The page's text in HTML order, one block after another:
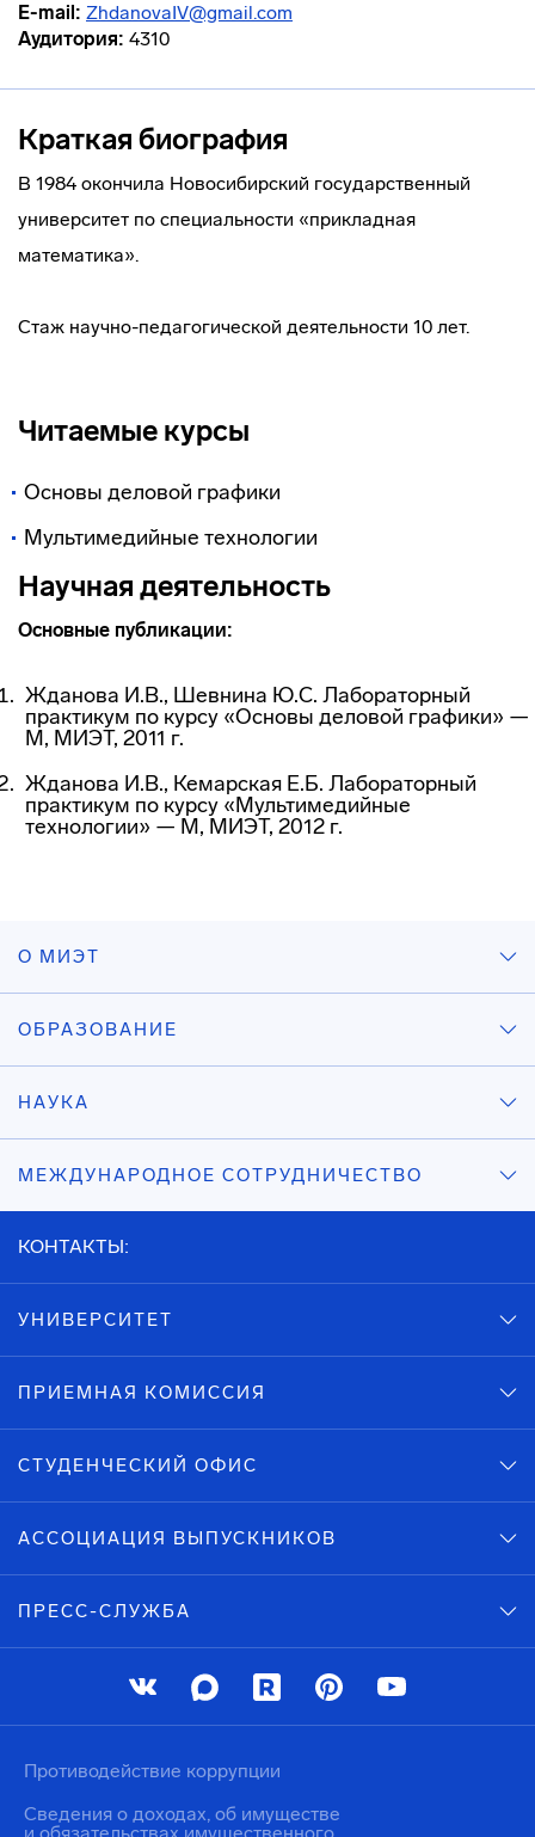
E-mail: ZhdanovaIV@gmail.com
Аудитория: 4310
Краткая биография
В 1984 окончила Новосибирский государственный
университет по специальности «прикладная
математика».
Стаж научно-педагогической деятельности 10 лет.
Читаемые курсы
Основы деловой графики
Мультимедийные технологии
Научная деятельность
Основные публикации:
Жданова И.В., Шевнина Ю.С. Лабораторный
практикум по курсу «Основы деловой графики» —
М, МИЭТ, 2011 г.
Жданова И.В., Кемарская Е.Б. Лабораторный
практикум по курсу «Мультимедийные
технологии» — М, МИЭТ, 2012 г.
О МИЭТ
ОБРАЗОВАНИЕ
НАУКА
МЕЖДУНАРОДНОЕ СОТРУДНИЧЕСТВО
КОНТАКТЫ:
УНИВЕРСИТЕТ
ПРИЕМНАЯ КОМИССИЯ
СТУДЕНЧЕСКИЙ ОФИС
АССОЦИАЦИЯ ВЫПУСКНИКОВ
ПРЕСС-СЛУЖБА
Противодействие коррупции
Сведения о доходах, об имуществе